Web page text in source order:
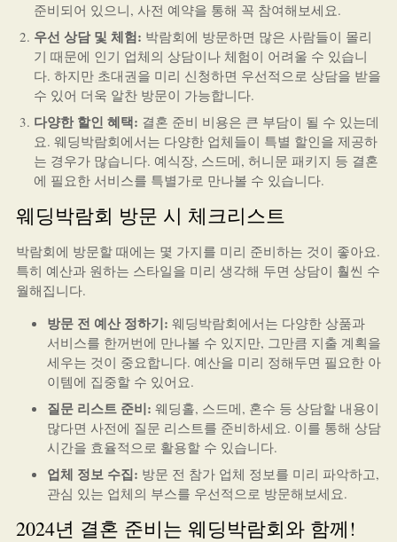
준비되어 있으니, 사전 예약을 통해 꼭 참여해보세요.
우선 상담 및 체험: 박람회에 방문하면 많은 사람들이 몰리
기 때문에 인기 업체의 상담이나 체험이 어려울 수 있습니
다. 하지만 초대권을 미리 신청하면 우선적으로 상담을 받을
수 있어 더욱 알찬 방문이 가능합니다.
다양한 할인 혜택: 결혼 준비 비용은 큰 부담이 될 수 있는데
요. 웨딩박람회에서는 다양한 업체들이 특별 할인을 제공하
는 경우가 많습니다. 예식장, 스드메, 허니문 패키지 등 결혼
에 필요한 서비스를 특별가로 만나볼 수 있습니다.
웨딩박람회 방문 시 체크리스트
박람회에 방문할 때에는 몇 가지를 미리 준비하는 것이 좋아요.
특히 예산과 원하는 스타일을 미리 생각해 두면 상담이 훨씬 수
월해집니다.
방문 전 예산 정하기: 웨딩박람회에서는 다양한 상품과
서비스를 한꺼번에 만나볼 수 있지만, 그만큼 지출 계획을
세우는 것이 중요합니다. 예산을 미리 정해두면 필요한 아
이템에 집중할 수 있어요.
질문 리스트 준비: 웨딩홀, 스드메, 혼수 등 상담할 내용이
많다면 사전에 질문 리스트를 준비하세요. 이를 통해 상담
시간을 효율적으로 활용할 수 있습니다.
업체 정보 수집: 방문 전 참가 업체 정보를 미리 파악하고,
관심 있는 업체의 부스를 우선적으로 방문해보세요.
2024년 결혼 준비는 웨딩박람회와 함께!